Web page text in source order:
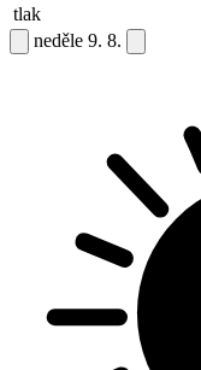
tlak
neděle 9. 8.